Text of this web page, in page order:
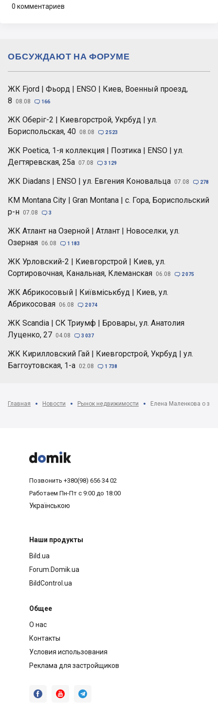
0 комментариев
ЖК Fjord | Фьорд | ENSO | Киев, Военный проезд,
8
08.08  166
ЖК Оберіг-2 | Киевгорстрой, Укрбуд | ул.
Бориспольская, 40 08.08  2 523
ЖК Poetica, 1-я коллекция | Поэтика | ENSO | ул.
Дегтяревская, 25а 07.08  3 129
ЖК Diadans | ENSO | ул. Евгения Коновальца 07.08  278
КМ Montana City | Gran Montana | с. Гора, Бориспольский
р-н 07.08  3
ЖК Атлант на Озерной | Атлант | Новоселки, ул.
Озерная 06.08  1 183
ЖК Урловский-2 | Киевгорстрой | Киев, ул.
Сортировочная, Канальная, Клеманская 06.08  2 075
ЖК Абрикосовый | Київміськбуд | Киев, ул.
Абрикосовая 06.08  2 074
ЖК Scandia | СК Триумф | Бровары, ул. Анатолия
Луценко, 27 04.08  3 037
ЖК Кирилловский Гай | Киевгорстрой, Укрбуд | ул.
Баггоутовская, 1-а 02.08  1 738
ОБСУЖДАЮТ НА ФОРУМЕ
Главная Новости Рынок недвижимости



Позвонить +380(98) 656 34 02
Работаем Пн-Пт с 9:00 до 18:00
Українською
Наши продукты
Bild.ua
Forum.Domik.ua
BildControl.ua
Общее
О нас
Контакты
Условия использования
Реклама для застройщиков
  